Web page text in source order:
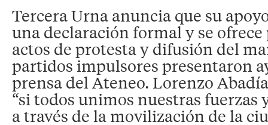
Tercera Urna anuncia que su
una declaración formal y se
actos de protesta y difusión del
partidos impulsores presentaron
prensa del Ateneo. Lorenzo
“si todos unimos nuestras fuerzas
a través de la movilización de la